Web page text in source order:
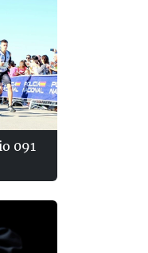
091